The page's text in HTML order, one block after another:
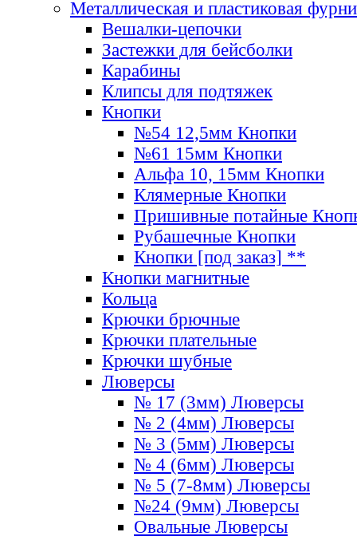
Металлическая и пластиковая
Вешалки-цепочки
Застежки для бейсболки
Карабины
Клипсы для подтяжек
Кнопки
№54 12,5мм Кнопки
№61 15мм Кнопки
Альфа 10, 15мм Кнопки
Клямерные Кнопки
Пришивные потайные
Рубашечные Кнопки
Кнопки [под заказ] **
Кнопки магнитные
Кольца
Крючки брючные
Крючки плательные
Крючки шубные
Люверсы
№ 17 (3мм) Люверсы
№ 2 (4мм) Люверсы
№ 3 (5мм) Люверсы
№ 4 (6мм) Люверсы
№ 5 (7-8мм) Люверсы
№24 (9мм) Люверсы
Овальные Люверсы